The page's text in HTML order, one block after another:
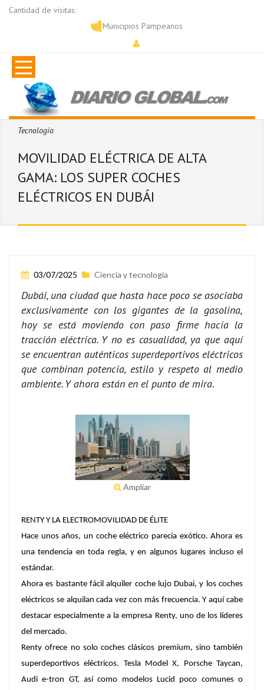
Cantidad de visitas:
Municipios Pampeanos
Tecnología
MOVILIDAD ELÉCTRICA DE ALTA
GAMA: LOS SUPER COCHES
ELÉCTRICOS EN DUBÁI
03/07/2025 Ciencia y tecnología
Dubái, una ciudad que hasta hace poco se asociaba
exclusivamente con los gigantes de la gasolina,
hoy se está moviendo con paso firme hacia la
tracción eléctrica. Y no es casualidad, ya que aquí
se encuentran auténticos superdeportivos eléctricos
que combinan potencia, estilo y respeto al medio
ambiente. Y ahora están en el punto de mira.
Ampliar
RENTY Y LA ELECTROMOVILIDAD DE ÉLITE
Hace unos años, un coche eléctrico parecía exótico. Ahora es
una tendencia en toda regla, y en algunos lugares incluso el
estándar.
Ahora es bastante fácil alquiler coche lujo Dubai, y los coches
eléctricos se alquilan cada vez con más frecuencia. Y aquí cabe
destacar especialmente a la empresa Renty, uno de los líderes
del mercado.
Renty ofrece no solo coches clásicos premium, sino también
superdeportivos eléctricos. Tesla Model X, Porsche Taycan,
Audi e-tron GT, así como modelos Lucid poco comunes o